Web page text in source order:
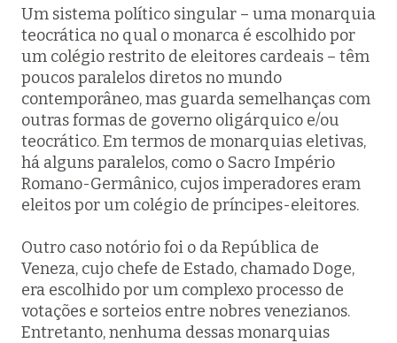
Um sistema político singular – uma monarquia
teocrática no qual o monarca é escolhido por
um colégio restrito de eleitores cardeais – têm
poucos paralelos diretos no mundo
contemporâneo, mas guarda semelhanças com
outras formas de governo oligárquico e/ou
teocrático. Em termos de monarquias eletivas,
há alguns paralelos, como o Sacro Império
Romano-Germânico, cujos imperadores eram
eleitos por um colégio de príncipes-eleitores.
Outro caso notório foi o da República de
Veneza, cujo chefe de Estado, chamadoDoge,
era escolhido por um complexo processo de
votações e sorteios entre nobres venezianos.
Entretanto, nenhuma dessas monarquias